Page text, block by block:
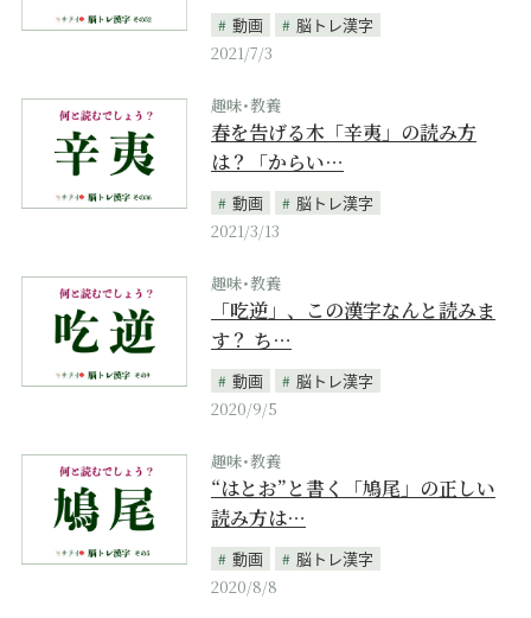
動画
脳トレ漢字
2021/7/3
趣味･教養
春を告げる木「辛夷」の読み方
は？「からい…
動画
脳トレ漢字
2021/3/13
趣味･教養
「吃逆」、この漢字なんと読みま
す？ ち…
動画
脳トレ漢字
2020/9/5
趣味･教養
“はとお”と書く「鳩尾」の正しい
読み方は…
動画
脳トレ漢字
2020/8/8